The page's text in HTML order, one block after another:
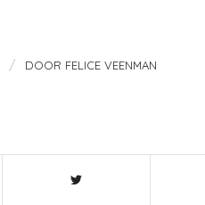
/ DOOR FELICE VEENMAN